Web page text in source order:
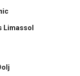
Limassol